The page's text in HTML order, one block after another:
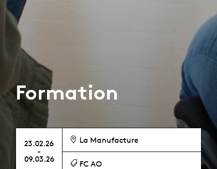
Formation
23.02.26
-
09.03.26
La Manufacture
FC AO